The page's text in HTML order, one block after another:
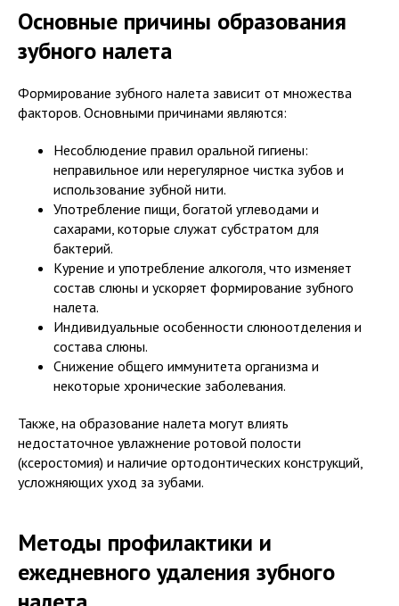
Основные причины образования
зубного налета
Формирование зубного налета зависит от множества
факторов. Основными причинами являются:
Несоблюдение правил оральной гигиены:
неправильное или нерегулярное чистка зубов и
использование зубной нити.
Употребление пищи, богатой углеводами и
сахарами, которые служат субстратом для
бактерий.
Курение и употребление алкоголя, что изменяет
состав слюны и ускоряет формирование зубного
налета.
Индивидуальные особенности слюноотделения и
состава слюны.
Снижение общего иммунитета организма и
некоторые хронические заболевания.
Также, на образование налета могут влиять
недостаточное увлажнение ротовой полости
(ксеростомия) и наличие ортодонтических конструкций,
усложняющих уход за зубами.
Методы профилактики и
ежедневного удаления зубного